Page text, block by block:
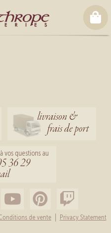
livraison &
frais de port
vos questions au
36 29
de vente Privacy Statement